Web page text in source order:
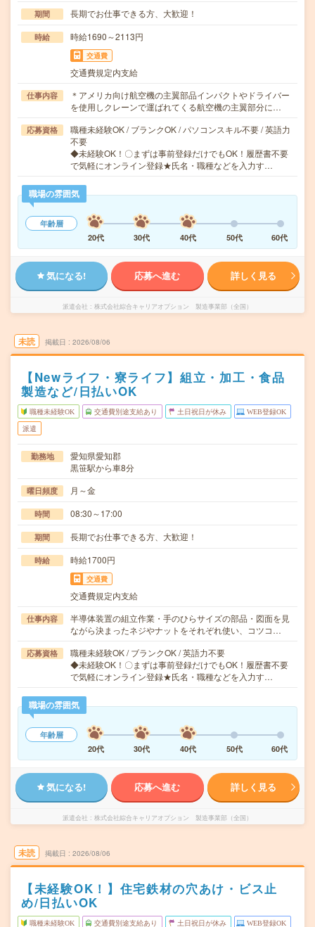
期間 長期でお仕事できる方、大歓迎！
時給 時給1690～2113円
交通費
交通費規定内支給
仕事内容
＊アメリカ向け航空機の主翼部品インパクトやドライバー
を使用しクレーンで運ばれてくる航空機の主翼部分に…
応募資格
職種未経験OK / ブランクOK / パソコンスキル不要 / 英語力
不要
◆未経験OK！〇まずは事前登録だけでもOK！履歴書不要
で気軽にオンライン登録★氏名・職種などを入力す…
職場の雰囲気
年齢層
20代
30代 40代 50代 60代
気になる! 応募へ進む 詳しく見る
派遣会社 株式会社綜合キャリアオプション 製造事業部（全国）
未読 掲載日 2026/08/06
【Newライフ・寮ライフ】組立・加工・食品
製造など/日払いOK
職種未経験OK 交通費別途支給あり 土日祝日が休み WEB登録OK
派遣
勤務地
愛知県愛知郡
黒笹駅から車8分
曜日頻度 月～金
時間 08:30～17:00
期間 長期でお仕事できる方、大歓迎！
時給 時給1700円
交通費
交通費規定内支給
仕事内容
半導体装置の組立作業・手のひらサイズの部品・図面を見
ながら決まったネジやナットをそれぞれ使い、コツコ…
応募資格
職種未経験OK / ブランクOK / 英語力不要
◆未経験OK！〇まずは事前登録だけでもOK！履歴書不要
で気軽にオンライン登録★氏名・職種などを入力す…
職場の雰囲気
年齢層
20代
30代 40代 50代 60代
気になる! 応募へ進む 詳しく見る
派遣会社 株式会社綜合キャリアオプション 製造事業部（全国）
未読 掲載日 2026/08/06
【未経験OK！】住宅鉄材の穴あけ・ビス止
め/日払いOK
職種未経験OK 交通費別途支給あり 土日祝日が休み WEB登録OK